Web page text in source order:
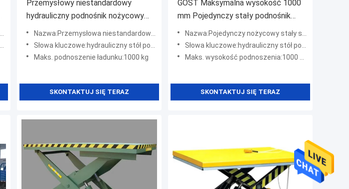
Przemysłowy niestandardowy
hydrauliczny podnośnik nożycowy
1000 kg 3-fazowy pilot zdalnego
sterowania
Nazwa:Przemysłowa niestandardowa hydrauliczna platforma podnosząca z pojedynczym nożycem
Słowa kluczowe:hydrauliczny stół podnoszący
Maks. podnoszenie ładunku:1000 kg
SKONTAKTUJ SIĘ TERAZ
GOST Maksymalna wysokość 1000
mm Pojedynczy stały podnośnik
nożycowy do warsztatu
Nazwa:Pojedynczy nożycowy stały stół hydrauliczny
Słowa kluczowe:hydrauliczny stół podnoszący
Maks. wysokość podnoszenia:1000 mm
SKONTAKTUJ SIĘ TERAZ